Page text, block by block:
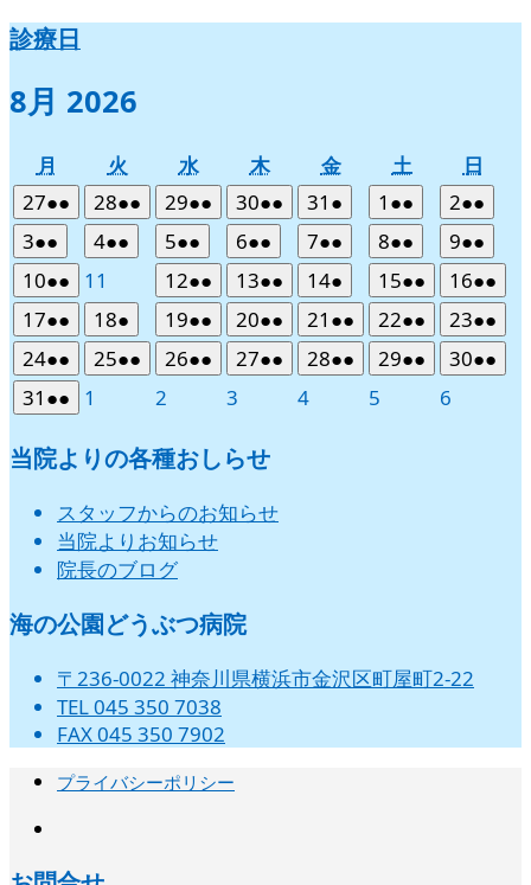
診療日
8月 2026
月
曜
日
火
曜
日
水水
曜
日
木木
曜
日
金金
曜
日
土土
曜
日
日
曜
日
272026
年
7
月
27
日
●●
件
の
イ
ベ
ン
ト)
282026
年
7
28
日
●●
件
の
ベ
ン
ト)
292026
年
7
月
29
日
●●
件
の
ベ
ン
ト)
302026
年
7
月
30
日
●●
件
の
ベ
ン
ト)
31 2026
年
7
月
31
日
●
件
の
ベ
ン
ト)
1 2026
年
8
月
1
日
●●
件
の
イ
ベ
ン
ト)
22026
年
8
月
2
日
●●
件
の
イ
ベ
ン
ト)
32026
年
8
月
3
日
●●
件
の
イ
ベ
ン
ト)
42026
年
8
月
4
日
●●
件
の
ベ
ン
52026
年
8
月
5
日
●●
件
の
イ
ベ
ン
62026
年
8
月
6
日
●●
件
の
イ
ベ
ン
72026
年
8
月
7
日
●●
件
の
イ
ベ
ン
82026
年
8
月
8
日
●●
件
の
イ
ベ
ン
92026
年
8
月
9
日
●●
件
の
イ
ベ
ン
102026
年
8
月
10
日
●● (2
件
の
ベ
ン
ト)
11
年
8
月
122026
年
8
月
●●
件
の
ベ
ト)
132026
年
8
月
●●
件
の
ベ
142026
年
8
月
●
件
の
イ
152026
年
8
月
●●
件
の
ベ
162026
年
8
月
●●
件
の
172026
年
8
月
日
●●
件
の
イ
ン
182026
年
8
日
●
件
の
ン
192026
年
8
日
●●
件
の
イ
ン
202026
年
8
日
●●
件
の
イ
21 2026
年
8
●●
件
の
イ
222026
年
8
●●
件
の
イ
232026
年
8
●●
件
の
242026
年
8
月
24
●●
件
の
イ
ベ
ン
ト)
252026
年
月
25
●●
件
の
イ
ベ
ト)
262026
年
26
●●
件
の
ベ
ン
ト)
272026
年
27
●●
件
282026
年
●●
件
の
292026
年
●●
件
の
302026
年
●●
件
31 2026
年
8
月
31
日
●● (2
件
の
ベ
ン
ト)
1
9
1
日
2
9
月
2
日
3
9
月
3
42026
5 6
当院よりの各種おしらせ
スタッフからのお知らせ
当院よりお知らせ
院長のブログ
海の公園どうぶつ病院
〒236-0022 神奈川県横浜市金沢区町屋町2-22
TEL 045 350 7038
FAX 045 350 7902
プライバシーポリシー